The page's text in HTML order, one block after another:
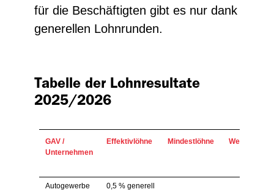
für die Beschäftigten gibt es nur dank
generellen Lohnrunden.
Tabelle der Lohnresultate
2025/2026
GAV /
Unternehmen
Effektivlöhne Mindestlöhne Weiteres
Autogewerbe
0,5 % generell